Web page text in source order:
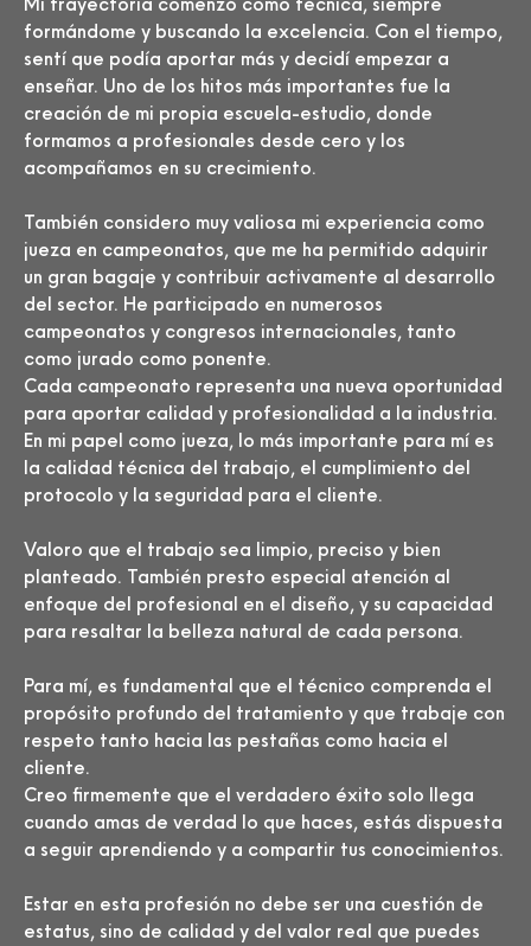
formándome y buscando la excelencia. Con el tiempo,
sentí que podía aportar más y decidí empezar a
enseñar. Uno de los hitos más importantes fue la
creación de mi propia escuela-estudio, donde
formamos a profesionales desde cero y los
acompañamos en su crecimiento.
También considero muy valiosa mi experiencia como
jueza en campeonatos, que me ha permitido adquirir
un gran bagaje y contribuir activamente al desarrollo
del sector. He participado en numerosos
campeonatos y congresos internacionales, tanto
como jurado como ponente.
Cada campeonato representa una nueva oportunidad
para aportar calidad y profesionalidad a la industria.
En mi papel como jueza, lo más importante para mí es
la calidad técnica del trabajo, el cumplimiento del
protocolo y la seguridad para el cliente.
Valoro que el trabajo sea limpio, preciso y bien
planteado. También presto especial atención al
enfoque del profesional en el diseño, y su capacidad
para resaltar la belleza natural de cada persona.
Para mí, es fundamental que el técnico comprenda el
propósito profundo del tratamiento y que trabaje con
respeto tanto hacia las pestañas como hacia el
cliente.
Creo firmemente que el verdadero éxito solo llega
cuando amas de verdad lo que haces, estás dispuesta
a seguir aprendiendo y a compartir tus conocimientos.
Estar en esta profesión no debe ser una cuestión de
estatus, sino de calidad y del valor real que puedes